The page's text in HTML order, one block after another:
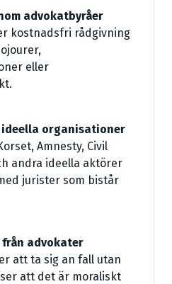
advokatbyråer
kostnadsfri rådgivning
eller
ideella organisationer
Amnesty, Civil
andra ideella aktörer
jurister som bistår
advokater
att ta sig an fall utan
att det är moraliskt